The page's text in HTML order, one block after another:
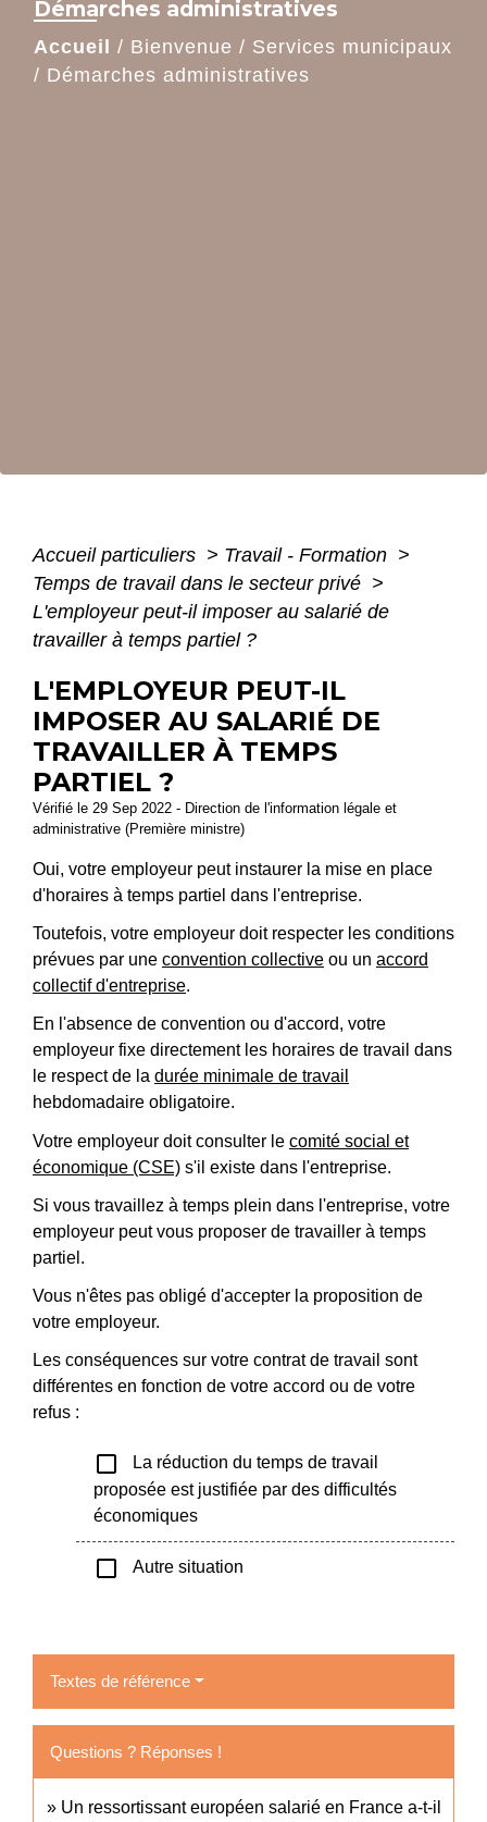
Démarches administratives
Accueil / Bienvenue / Services municipaux
/ Démarches administratives
Accueil particuliers > Travail - Formation >
Temps de travail dans le secteur privé >
L'employeur peut-il imposer au salarié de
travailler à temps partiel ?
L'EMPLOYEUR PEUT-IL
IMPOSER AU SALARIÉ DE
TRAVAILLER À TEMPS
PARTIEL ?
Vérifié le 29 Sep 2022 - Direction de l'information légale et
administrative (Première ministre)
Oui, votre employeur peut instaurer la mise en place
d'horaires à temps partiel dans l'entreprise.
Toutefois, votre employeur doit respecter les conditions
prévues par une convention collective ou un accord
collectif d'entreprise.
En l'absence de convention ou d'accord, votre
employeur fixe directement les horaires de travail dans
le respect de la durée minimale de travail
hebdomadaire obligatoire.
Votre employeur doit consulter le comité social et
économique (CSE) s'il existe dans l'entreprise.
Si vous travaillez à temps plein dans l'entreprise, votre
employeur peut vous proposer de travailler à temps
partiel.
Vous n'êtes pas obligé d'accepter la proposition de
votre employeur.
Les conséquences sur votre contrat de travail sont
différentes en fonction de votre accord ou de votre
refus :
check_box_outline_blank
La réduction du temps de travail
proposée est justifiée par des difficultés
économiques
check_box_outline_blank Autre situation
Textes de référence
Questions ? Réponses !
Un ressortissant européen salarié en France a-t-il